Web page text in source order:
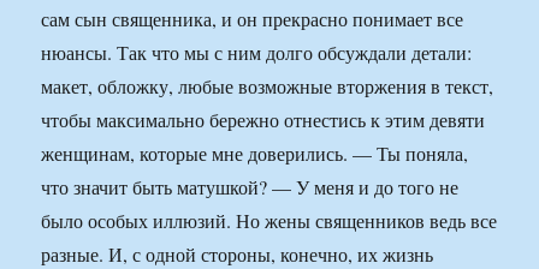
сам сын священника, и он прекрасно понимает все
нюансы. Так что мы с ним долго обсуждали детали:
макет, обложку, любые возможные вторжения в текст,
чтобы максимально бережно отнестись к этим девяти
женщинам, которые мне доверились. — Ты поняла,
что значит быть матушкой? — У меня и до того не
было особых иллюзий. Но жены священников ведь все
разные. И, с одной стороны, конечно, их жизнь